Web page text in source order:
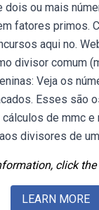
dois ou mais
fatores primos.
aqui no.
divisor comum
Veja os
Esses são
de mmc
divisores de
click
LEARN MORE